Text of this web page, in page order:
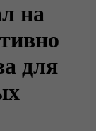
на
для